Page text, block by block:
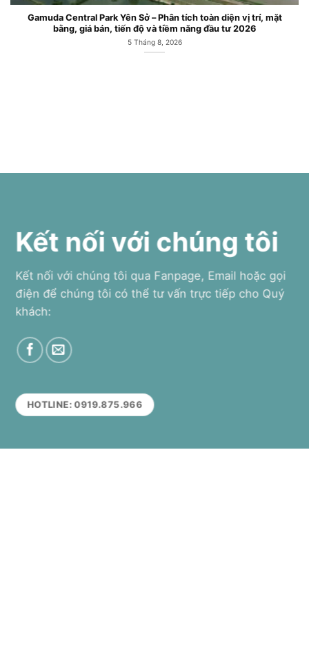
Yên Sở – Phân tích toàn diện vị trí, mặt
tiến độ và tiềm năng đầu tư 2026
Căn hộ chung cư
Kết nối với chúng tôi
Kết nối với chúng tôi qua Fanpage, Email hoặc gọi
điện để chúng tôi có thể tư vấn trực tiếp cho Quý
khách:
HOTLINE: 0919.875.966